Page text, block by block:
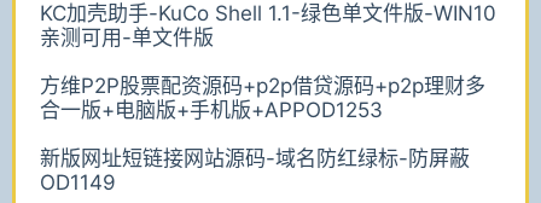
KC加壳助手-KuCo Shell 1.1-绿色单文件版-WIN10
亲测可用-单文件版
方维P2P股票配资源码+p2p借贷源码+p2p理财多
合一版+电脑版+手机版+APPOD1253
新版网址短链接网站源码-域名防红绿标-防屏蔽
OD1149